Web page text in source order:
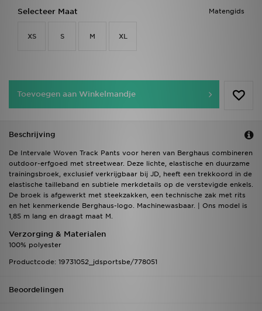
Matengids
Selecteer Maat
XS S M XL
Toevoegen aan Winkelmandje
Beschrijving
De Intervale Woven Track Pants voor heren van Berghaus combineren
outdoor-erfgoed met streetwear. Deze lichte, elastische en duurzame
trainingsbroek, exclusief verkrijgbaar bij JD, heeft een trekkoord in de
elastische tailleband en subtiele merkdetails op de verstevigde enkels.
De broek is afgewerkt met steekzakken, een technische zak met rits
en het kenmerkende Berghaus-logo. Machinewasbaar. | Ons model is
1,85 m lang en draagt maat M.
Verzorging & Materialen
100% polyester
Productcode: 19731052_jdsportsbe/778051
Beoordelingen